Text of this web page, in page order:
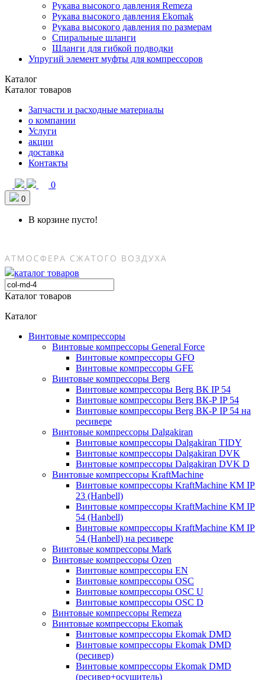
Рукава высокого давления Remeza
Рукава высокого давления Ekomak
Рукава высокого давления по размерам
Спиральные шланги
Шланги для гибкой подводки
Упругий элемент муфты для компрессоров
Каталог
Каталог товаров
Запчасти и расходные материалы
о компании
Услуги
акции
доставка
Контакты
0
0
В корзине пусто!
каталог товаров
Каталог товаров
Каталог
Винтовые компрессоры
Винтовые компрессоры General Force
Винтовые компрессоры GFO
Винтовые компрессоры GFE
Винтовые компрессоры Berg
Винтовые компрессоры Berg ВК IP 54
Винтовые компрессоры Berg ВК-Р IP 54
Винтовые компрессоры Berg ВК-Р IP 54 на
ресивере
Винтовые компрессоры Dalgakiran
Винтовые компрессоры Dalgakiran TIDY
Винтовые компрессоры Dalgakiran DVK
Винтовые компрессоры Dalgakiran DVK D
Винтовые компрессоры KraftMachine
Винтовые компрессоры KraftMachine КМ IP
23 (Hanbell)
Винтовые компрессоры KraftMachine КМ IP
54 (Hanbell)
Винтовые компрессоры KraftMachine КМ IP
54 (Hanbell) на ресивере
Винтовые компрессоры Mark
Винтовые компрессоры Ozen
Винтовые компрессоры EN
Винтовые компрессоры OSC
Винтовые компрессоры OSC U
Винтовые компрессоры OSC D
Винтовые компрессоры Remeza
Винтовые компрессоры Ekomak
Винтовые компрессоры Ekomak DMD
Винтовые компрессоры Ekomak DMD
(ресивер)
Винтовые компрессоры Ekomak DMD
(ресивер+осушитель)